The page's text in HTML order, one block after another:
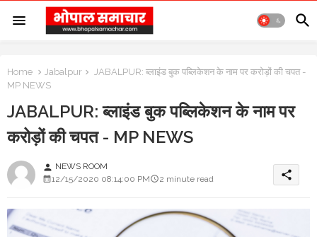
Home Jabalpur
JABALPUR: ब्लाइंड बुक पब्लिकेशन के नाम पर करोड़ों की चपत -
MP NEWS
JABALPUR: ब्लाइंड बुक पब्लिकेशन के नाम पर
करोड़ों की चपत - MP NEWS
person NEWS ROOM
12/15/2020 08:14:00 PM
2 minute read share